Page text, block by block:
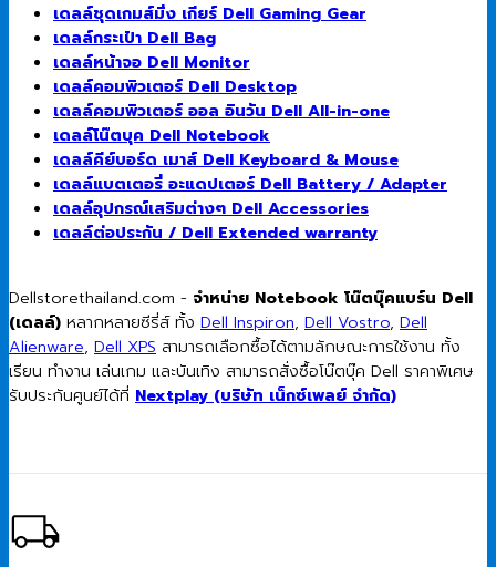
เดลล์ชุดเกมส์มิ่ง เกียร์ Dell Gaming Gear
เดลล์กระเป๋า Dell Bag
เดลล์หน้าจอ Dell Monitor
เดลล์คอมพิวเตอร์ Dell Desktop
เดลล์คอมพิวเตอร์ ออล อินวัน Dell All-in-one
เดลล์โน๊ตบุค Dell Notebook
เดลล์คีย์บอร์ด เมาส์ Dell Keyboard & Mouse
เดลล์แบตเตอรี่ อะแดปเตอร์ Dell Battery / Adapter
เดลล์อุปกรณ์เสริมต่างๆ Dell Accessories
เดลล์ต่อประกัน / Dell Extended warranty
Dellstorethailand.com - จำหน่าย Notebook โน๊ตบุ๊คแบร์น Dell
(เดลล์) หลากหลายซีรี่ส์ ทั้ง Dell Inspiron, Dell Vostro, Dell
Alienware, Dell XPS สามารถเลือกซื้อได้ตามลักษณะการใช้งาน ทั้ง
เรียน ทำงาน เล่นเกม และบันเทิง สามารถสั่งซื้อโน๊ตบุ๊ค Dell ราคาพิเศษ
รับประกันศูนย์ได้ที่ Nextplay (บริษัท เน็กซ์เพลย์ จำกัด)